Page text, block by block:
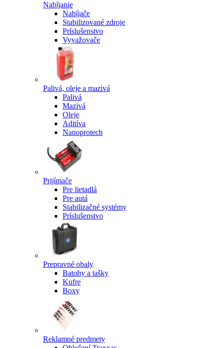
Nabíjanie
Nabíjače
Stabilizované zdroje
Príslušenstvo
Vyvažovače
Palivá, oleje a mazivá
Palivá
Mazivá
Oleje
Aditíva
Nanoprotech
Prijímače
Pre lietadlá
Pre autá
Stabilizačné systémy
Príslušenstvo
Prepravné obaly
Batohy a tašky
Kufre
Boxy
Reklamné predmety